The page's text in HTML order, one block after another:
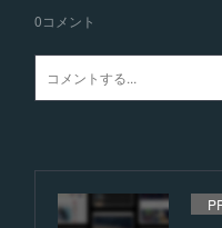
0コメント